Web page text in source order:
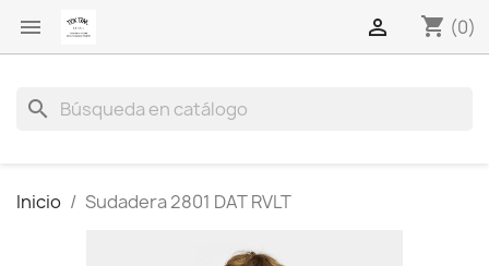
 shopping_cart (0)

search
Inicio Sudadera 2801 DAT RVLT